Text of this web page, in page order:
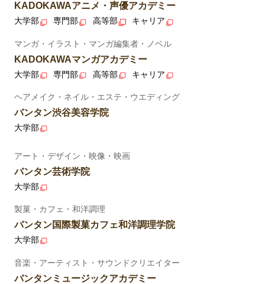
KADOKAWAアニメ・声優アカデミー
大学部 専門部 高等部 キャリア
マンガ・イラスト・マンガ編集者・ノベル
KADOKAWAマンガアカデミー
大学部 専門部 高等部 キャリア
ヘアメイク・ネイル・エステ・ウエディング
バンタン渋谷美容学院
大学部
アート・デザイン・映像・映画
バンタン芸術学院
大学部
製菓・カフェ・和洋調理
バンタン国際製菓カフェ和洋調理学院
大学部
音楽・アーティスト・サウンドクリエイター
バンタンミュージックアカデミー